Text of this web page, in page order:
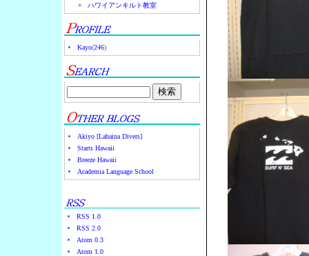
ハワイアンキルト教室
Kayo(246)
Akiyo [Lahaina Divers]
Starts Hawaii
Breeze Hawaii
Academia Language School
RSS 1.0
RSS 2.0
Atom 0.3
Atom 1.0